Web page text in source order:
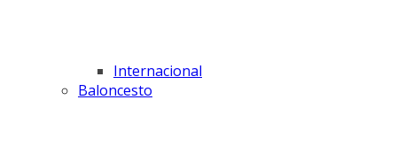
Internacional
Baloncesto